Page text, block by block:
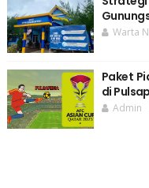
Warta
Paket
di
Admin